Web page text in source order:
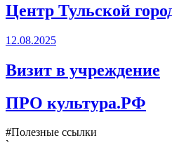
Центр Тульской
12.08.2025
Визит в учреждение
ПРО культура.РФ
#Полезные ссылки
`